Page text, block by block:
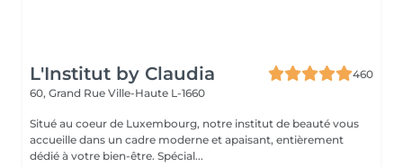
L'Institut by Claudia
460
60, Grand Rue Ville-Haute L-1660
Situé au coeur de Luxembourg, notre institut de beauté vous
accueille dans un cadre moderne et apaisant, entièrement
dédié à votre bien-être. Spécial...